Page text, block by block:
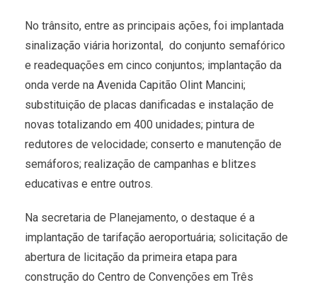
No trânsito, entre as principais ações, foi implantada
sinalização viária horizontal, do conjunto semafórico
e readequações em cinco conjuntos; implantação da
onda verde na Avenida Capitão Olint Mancini;
substituição de placas danificadas e instalação de
novas totalizando em 400 unidades; pintura de
redutores de velocidade; conserto e manutenção de
semáforos; realização de campanhas e blitzes
educativas e entre outros.
Na secretaria de Planejamento, o destaque é a
implantação de tarifação aeroportuária; solicitação de
abertura de licitação da primeira etapa para
construção do Centro de Convenções em Três